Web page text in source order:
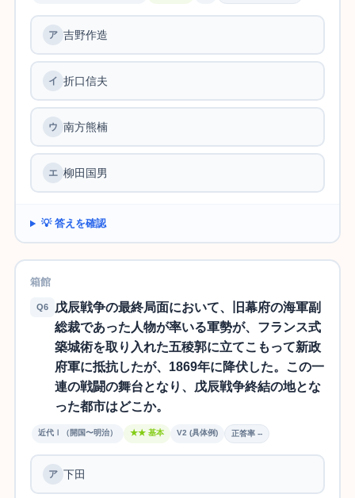
ア 吉野作造
イ 折口信夫
ウ 南方熊楠
エ 柳田国男
💡 答えを確認
箱館
Q6
戊辰戦争の最終局面において、旧幕府の海軍副
総裁であった人物が率いる軍勢が、フランス式
築城術を取り入れた五稜郭に立てこもって新政
府軍に抵抗したが、1869年に降伏した。この一
連の戦闘の舞台となり、戊辰戦争終結の地とな
った都市はどこか。
近代Ⅰ（開国〜明治） ★★ 基本 V2 (具体例) 正答率 --
ア 下田